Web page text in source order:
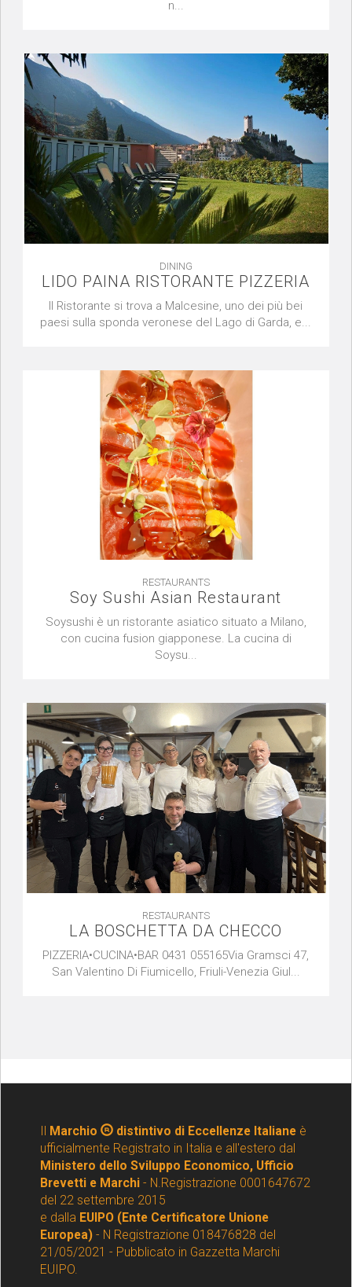
n...
DINING
LIDO PAINA RISTORANTE PIZZERIA
Il Ristorante si trova a Malcesine, uno dei più bei
paesi sulla sponda veronese del Lago di Garda, e...
RESTAURANTS
Soy Sushi Asian Restaurant
Soysushi è un ristorante asiatico situato a Milano,
con cucina fusion giapponese. La cucina di
Soysu...
RESTAURANTS
LA BOSCHETTA DA CHECCO
PIZZERIA•CUCINA•BAR 0431 055165Via Gramsci 47,
San Valentino Di Fiumicello, Friuli-Venezia Giul...
Il Marchio distintivo di Eccellenze Italianeè
ufficialmente Registrato in Italia e all'estero dal
Ministero dello Sviluppo Economico, Ufficio
Brevetti e Marchi - N.Registrazione 0001647672
del 22 settembre 2015
e dalla EUIPO (Ente Certificatore Unione
Europea) - N Registrazione 018476828 del
21/05/2021 - Pubblicato in Gazzetta Marchi
EUIPO.